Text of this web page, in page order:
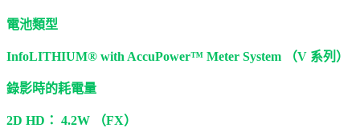
電池類型
InfoLITHIUM® with AccuPower™ Meter System （V 系列）
錄影時的耗電量
2D HD： 4.2W （FX）